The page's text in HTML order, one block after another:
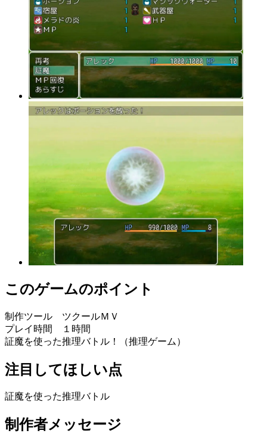
このゲームのポイント
制作ツール ツクールＭＶ
プレイ時間 １時間
証魔を使った推理バトル！（推理ゲーム）
注目してほしい点
証魔を使った推理バトル
制作者メッセージ